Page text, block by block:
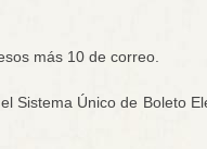
más 10 de correo.
Sistema Único de Boleto